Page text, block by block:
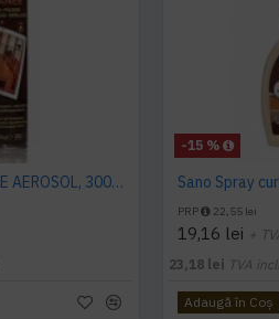
SANO FURNITURE AEROSOL, 300ml, detergent mobila
-15 %
PRP 22,55 lei
19,16 lei +
23,18 lei TVA
Adaugă în Coş